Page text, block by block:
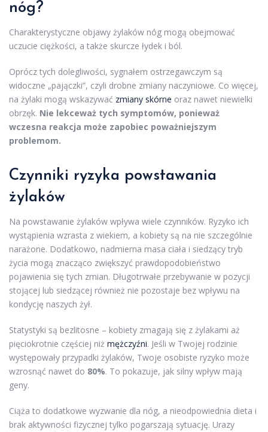
nóg?
Charakterystyczne objawy żylaków nóg mogą obejmować
uczucie ciężkości, a także skurcze łydek i ból.
Oprócz tych dolegliwości, sygnałem ostrzegawczym są
widoczne „pajączki”, czyli drobne zmiany naczyniowe. Co więcej,
na żylaki mogą wskazywać zmiany skórne oraz nawet niewielki
obrzęk. Nie lekceważ tych symptomów, ponieważ
wczesna reakcja może zapobiec poważniejszym
problemom.
Czynniki ryzyka powstawania
żylaków
Na powstawanie żylaków wpływa wiele czynników. Ryzyko ich
wystąpienia wzrasta z wiekiem, a kobiety są na nie szczególnie
narażone. Dodatkowo, nadmierna masa ciała i siedzący tryb
życia mogą znacząco zwiększyć prawdopodobieństwo
pojawienia się tych zmian. Długotrwałe przebywanie w pozycji
stojącej lub siedzącej również nie pozostaje bez wpływu na
kondycję naszych żył.
Statystyki są bezlitosne – kobiety zmagają się z żylakami aż
pięciokrotnie częściej niż mężczyźni. Jeśli w Twojej rodzinie
występowały przypadki żylaków, Twoje osobiste ryzyko może
wzrosnąć nawet do 80%. To pokazuje, jak silny wpływ mają
geny.
Ciąża to dodatkowe wyzwanie dla nóg, a nieodpowiednia dieta i
brak aktywności fizycznej tylko pogarszają sytuację. Urazy